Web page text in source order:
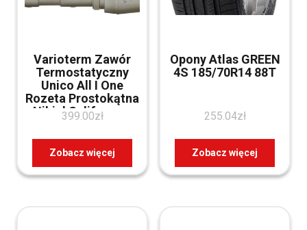
Varioterm Zawór
Termostatyczny
Unico All I One
Rozeta Prostokątna
Nikiel Szlifowany
Pex 16mm Prawy
(APUGS0208CFKPP
EX)
399.00zł
Zobacz więcej
Opony Atlas GREEN
4S 185/70R14 88T
255.04zł
Zobacz więcej